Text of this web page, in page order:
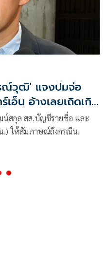
ณ์วุฒิ' แจงปมจ่อ
อ็น อ้างเลยเถิดเกิน
สกุล สส.บัญชีรายชื่อ และ
.) ให้สัมภาษณ์ถึงกรณีน.